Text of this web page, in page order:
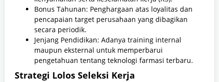
Bonus Tahunan: Penghargaan atas loyalitas dan
pencapaian target perusahaan yang dibagikan
secara periodik.
Jenjang Pendidikan: Adanya training internal
maupun eksternal untuk memperbarui
pengetahuan tentang teknologi farmasi terbaru.
Strategi Lolos Seleksi Kerja